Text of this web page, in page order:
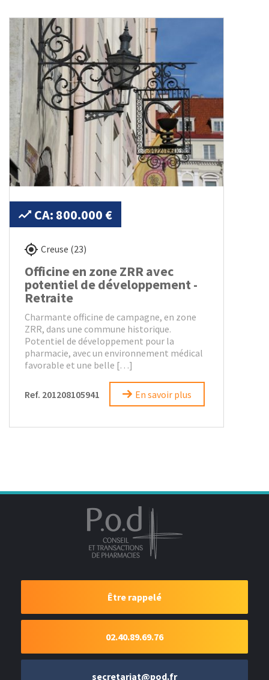
CA: 800.000 €
Creuse (23)
Officine en zone ZRR avec
potentiel de développement -
Retraite
Charmante officine de campagne, en zone
ZRR, dans une commune historique.
Potentiel de développement pour la
pharmacie, avec un environnement médical
favorable et une belle […]
Ref. 201208105941 En savoir plus
Être rappelé
02.40.89.69.76
secretariat@pod.fr